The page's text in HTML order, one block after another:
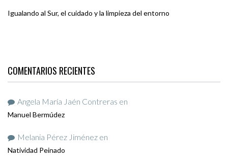
Igualando al Sur, el cuidado y la limpieza del entorno
COMENTARIOS RECIENTES
Angela María Jaén Contreras en
Manuel Bermúdez
Melania Pérez Jiménez en
Natividad Peinado